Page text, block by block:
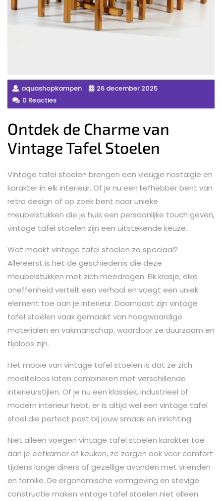
aquashopkampen
26 december 2025
0 Reacties
Ontdek de Charme van
Vintage Tafel Stoelen
Vintage tafel stoelen brengen een vleugje nostalgie en
karakter in elk interieur. Of je nu een liefhebber bent van
retro design of op zoek bent naar unieke
meubelstukken die je huis een persoonlijke touch geven,
vintage tafel stoelen zijn een uitstekende keuze.
Wat maakt vintage tafel stoelen zo speciaal?
Allereerst is het de geschiedenis die deze
meubelstukken met zich meedragen. Elk krasje, elke
oneffenheid vertelt een verhaal en voegt een uniek
element toe aan je interieur. Daarnaast zijn vintage
tafel stoelen vaak gemaakt van hoogwaardige
materialen en vakmanschap, waardoor ze duurzaam en
tijdloos zijn.
Het mooie van vintage tafel stoelen is dat ze zich
moeiteloos laten combineren met verschillende
interieurstijlen. Of je nu een klassiek, industrieel of
modern interieur hebt, er is altijd wel een vintage tafel
stoel die perfect past bij jouw smaak en inrichting.
Niet alleen voegen vintage tafel stoelen karakter toe
aan je eetkamer of keuken, ze zorgen ook voor comfort
tijdens lange diners of gezellige avonden met vrienden
en familie. De ergonomische vormgeving en stevige
constructie maken vintage tafel stoelen niet alleen